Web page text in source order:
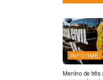
INFORME
Menino de três